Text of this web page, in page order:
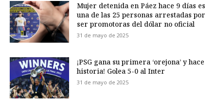
Mujer detenida en Páez hace 9 días es
una de las 25 personas arrestadas por
ser promotoras del dólar no oficial
31 de mayo de 2025
¡PSG gana su primera ‘orejona’ y hace
historia! Golea 5-0 al Inter
31 de mayo de 2025